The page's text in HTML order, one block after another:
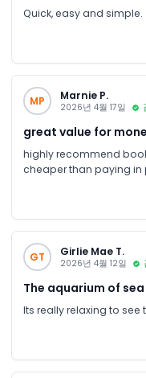
Quick, easy and simple.
MP Marnie P.
2026년 4월 17일
great value for
highly recommend
cheaper than paying in
GT Girlie Mae T.
2026년 4월 12일
The aquarium of